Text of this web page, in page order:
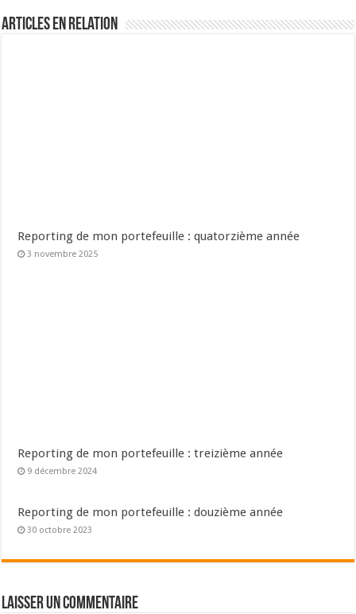
Articles en relation
Reporting de mon portefeuille : quatorzième année
3 novembre 2025
Reporting de mon portefeuille : treizième année
9 décembre 2024
Reporting de mon portefeuille : douzième année
30 octobre 2023
Laisser un commentaire